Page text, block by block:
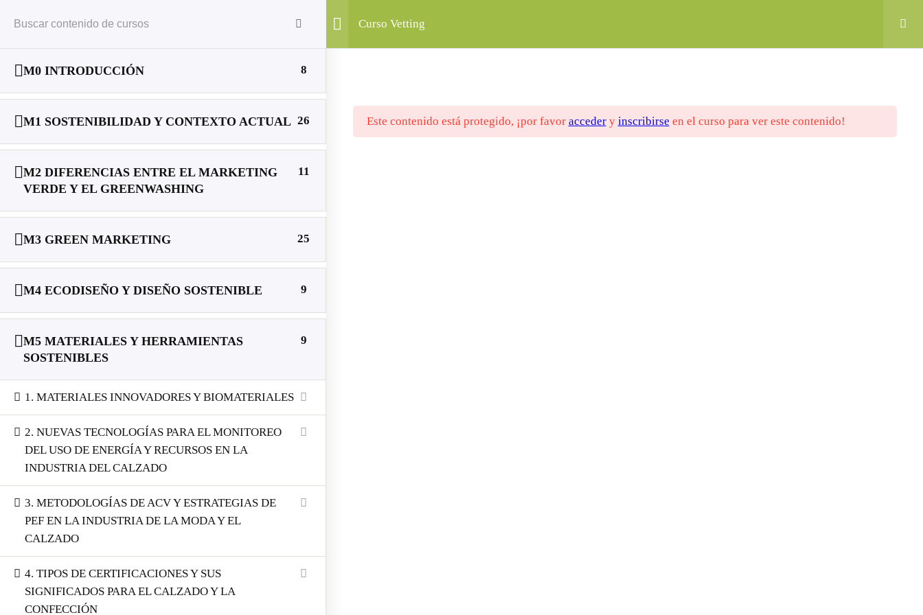
Objetivos ResultadosPublicaciones
Inicio Courses
Curso Vetting
M0 INTRODUCCIÓN 8
M1 SOSTENIBILIDAD Y CONTEXTO ACTUAL 26
M2 DIFERENCIAS ENTRE EL MARKETING
VERDE Y EL GREENWASHING
11
M3 GREEN MARKETING 25
M4 ECODISEÑO Y DISEÑO SOSTENIBLE 9
M5 MATERIALES Y HERRAMIENTAS
SOSTENIBLES
9
1. MATERIALES INNOVADORES Y BIOMATERIALES
2. NUEVAS TECNOLOGÍAS PARA EL MONITOREO
DEL USO DE ENERGÍA Y RECURSOS EN LA
INDUSTRIA DEL CALZADO
3. METODOLOGÍAS DE ACV Y ESTRATEGIAS DE
PEF EN LA INDUSTRIA DE LA MODA Y EL
CALZADO
4. TIPOS DE CERTIFICACIONES Y SUS
SIGNIFICADOS PARA EL CALZADO Y LA
CONFECCIÓN
Este contenido está protegido, ¡por favor accedery inscribirse en el curso para ver este contenido!
VETting Green | Linkedln